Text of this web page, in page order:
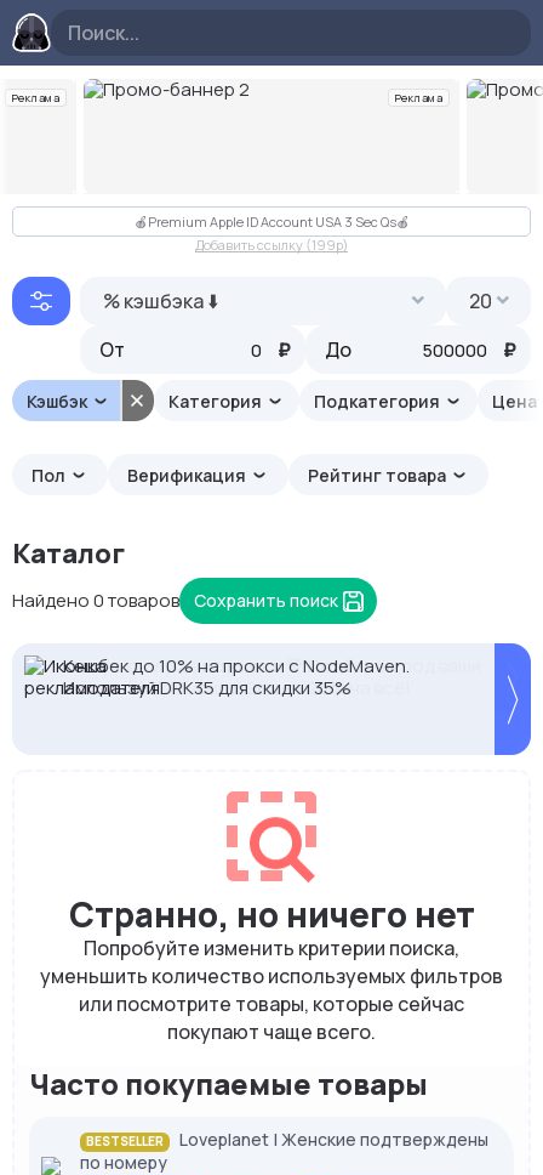
Реклама Реклама
Слайд 2 из 10
🍎Premium Apple ID Account USA 3 Sec Qs🍎
Добавить ссылку (199p)
% кэшбэка ⬇️
От
₽ До ₽
20
Категория Подкатегория Цена
Кэшбэк
Пол Верификация Рейтинг товара
Каталог
Найдено 0 товаров Сохранить поиск
Кешбек до 10% на прокси с NodeMaven.
Используй DRK35 для скидки 35%
2328.io — прием крипто платежей
Proxys.io - лучшие прокси 💚 Подберём под ваши
задачи 🚀 Промокод Store - 20% на всё!
Странно, но ничего нет
Попробуйте изменить критерии поиска,
уменьшить количество используемых фильтров
или посмотрите товары, которые сейчас
покупают чаще всего.
Часто покупаемые товары
BESTSELLER
Loveplanet | Женские подтверждены
по номеру